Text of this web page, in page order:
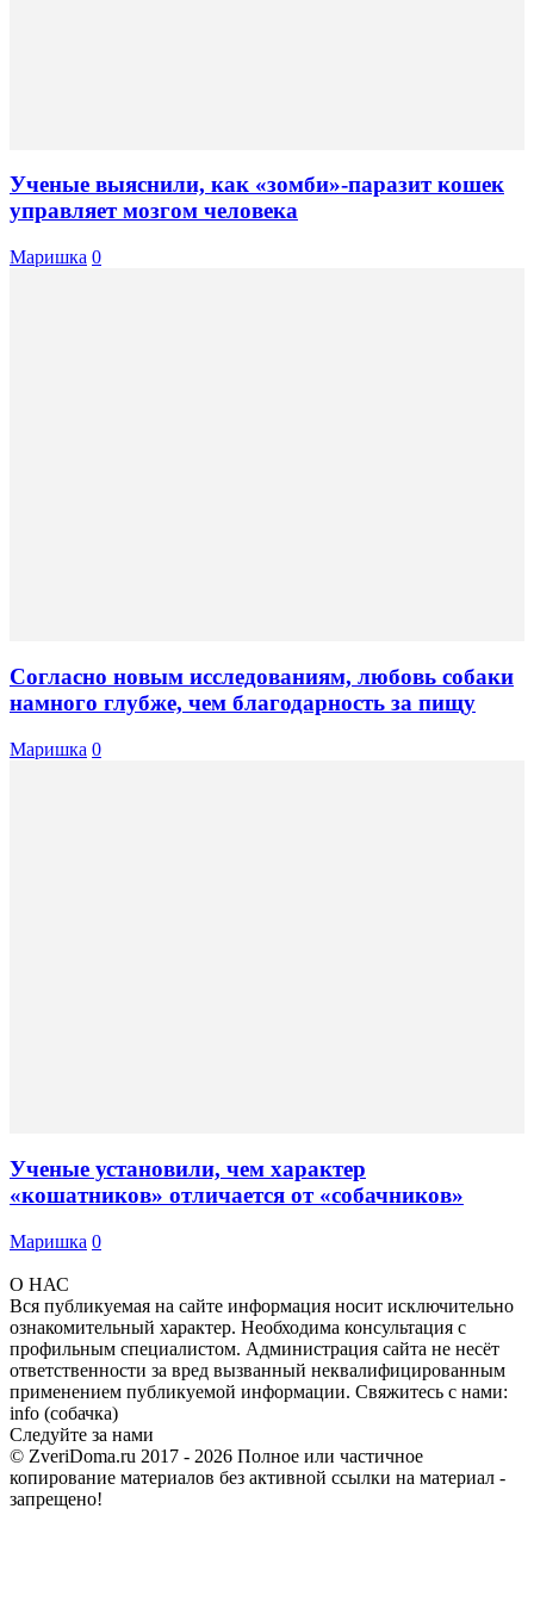
Ученые выяснили, как «зомби»-паразит кошек
управляет мозгом человека
Маришка 0
Согласно новым исследованиям, любовь собаки
намного глубже, чем благодарность за пищу
Маришка 0
Ученые установили, чем характер
«кошатников» отличается от «собачников»
Маришка 0
О НАС
Вся публикуемая на сайте информация носит исключительно
ознакомительный характер. Необходима консультация с
профильным специалистом. Администрация сайта не несёт
ответственности за вред вызванный неквалифицированным
применением публикуемой информации. Свяжитесь с нами:
info (собачка)
Следуйте за нами
© ZveriDoma.ru 2017 - 2026 Полное или частичное
копирование материалов без активной ссылки на материал -
запрещено!